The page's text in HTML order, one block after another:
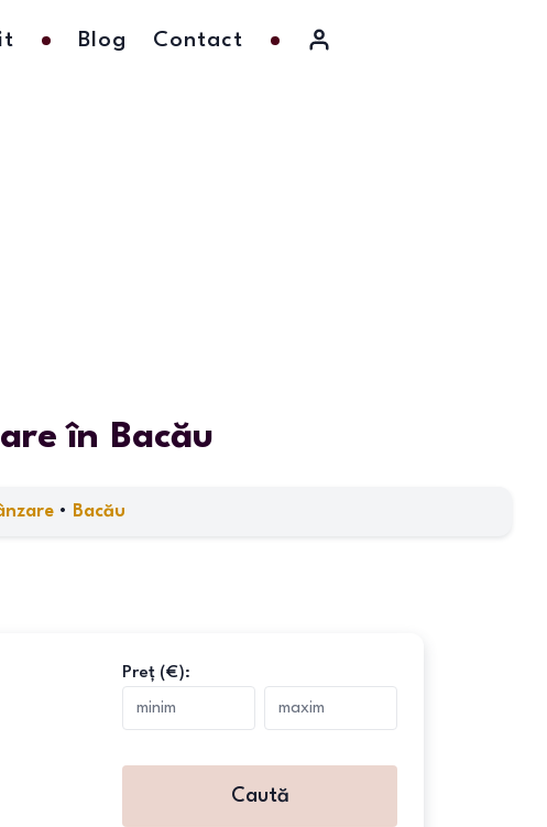
Blog Contact
în Bacău
• Bacău
Preț (€):
Caută